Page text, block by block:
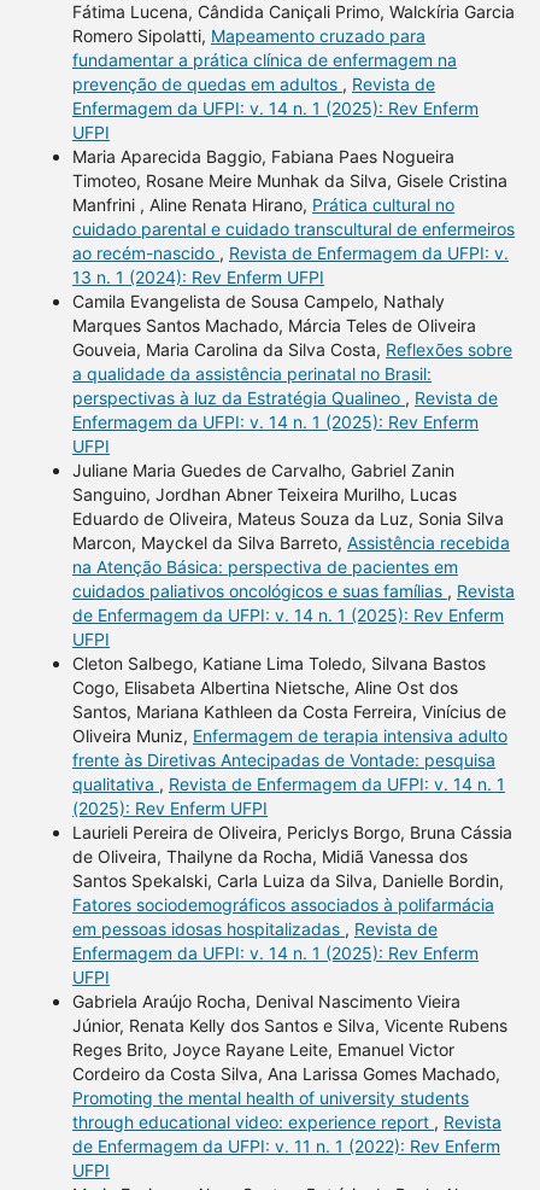
Fátima Lucena, Cândida Caniçali Primo, Walckíria Garcia
Romero Sipolatti, Mapeamento cruzado para
fundamentar a prática clínica de enfermagem na
prevenção de quedas em adultos , Revista de
Enfermagem da UFPI: v. 14 n. 1 (2025): Rev Enferm
UFPI
Maria Aparecida Baggio, Fabiana Paes Nogueira
Timoteo, Rosane Meire Munhak da Silva, Gisele Cristina
Manfrini , Aline Renata Hirano, Prática cultural no
cuidado parental e cuidado transcultural de enfermeiros
ao recém-nascido , Revista de Enfermagem da UFPI: v.
13 n. 1 (2024): Rev Enferm UFPI
Camila Evangelista de Sousa Campelo, Nathaly
Marques Santos Machado, Márcia Teles de Oliveira
Gouveia, Maria Carolina da Silva Costa, Reflexões sobre
a qualidade da assistência perinatal no Brasil:
perspectivas à luz da Estratégia Qualineo , Revista de
Enfermagem da UFPI: v. 14 n. 1 (2025): Rev Enferm
UFPI
Juliane Maria Guedes de Carvalho, Gabriel Zanin
Sanguino, Jordhan Abner Teixeira Murilho, Lucas
Eduardo de Oliveira, Mateus Souza da Luz, Sonia Silva
Marcon, Mayckel da Silva Barreto, Assistência recebida
na Atenção Básica: perspectiva de pacientes em
cuidados paliativos oncológicos e suas famílias , Revista
de Enfermagem da UFPI: v. 14 n. 1 (2025): Rev Enferm
UFPI
Cleton Salbego, Katiane Lima Toledo, Silvana Bastos
Cogo, Elisabeta Albertina Nietsche, Aline Ost dos
Santos, Mariana Kathleen da Costa Ferreira, Vinícius de
Oliveira Muniz, Enfermagem de terapia intensiva adulto
frente às Diretivas Antecipadas de Vontade: pesquisa
qualitativa , Revista de Enfermagem da UFPI: v. 14 n. 1
(2025): Rev Enferm UFPI
Laurieli Pereira de Oliveira, Periclys Borgo, Bruna Cássia
de Oliveira, Thailyne da Rocha, Midiã Vanessa dos
Santos Spekalski, Carla Luiza da Silva, Danielle Bordin,
Fatores sociodemográficos associados à polifarmácia
em pessoas idosas hospitalizadas , Revista de
Enfermagem da UFPI: v. 14 n. 1 (2025): Rev Enferm
UFPI
Gabriela Araújo Rocha, Denival Nascimento Vieira
Júnior, Renata Kelly dos Santos e Silva, Vicente Rubens
Reges Brito, Joyce Rayane Leite, Emanuel Victor
Cordeiro da Costa Silva, Ana Larissa Gomes Machado,
Promoting the mental health of university students
through educational video: experience report , Revista
de Enfermagem da UFPI: v. 11 n. 1 (2022): Rev Enferm
UFPI